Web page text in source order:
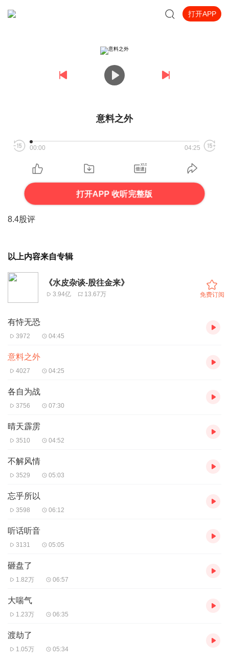
打开APP
意料之外
00:00 04:25
打开APP 收听完整版
8.4股评
以上内容来自专辑
《水皮杂谈-股往金来》
3.94亿 13.67万 免费订阅
有恃无恐
3972 04:45
意料之外
4027 04:25
各自为战
3756 07:30
晴天霹雳
3510 04:52
不解风情
3529 05:03
忘乎所以
3598 06:12
听话听音
3131 05:05
砸盘了
1.82万 06:57
大喘气
1.23万 06:35
渡劫了
1.05万 05:34